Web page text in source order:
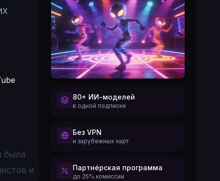
была
и
80+ ИИ-моделей
в одной подписке
Без VPN
и зарубежных карт
Партнёрская программа
до 25% комиссии